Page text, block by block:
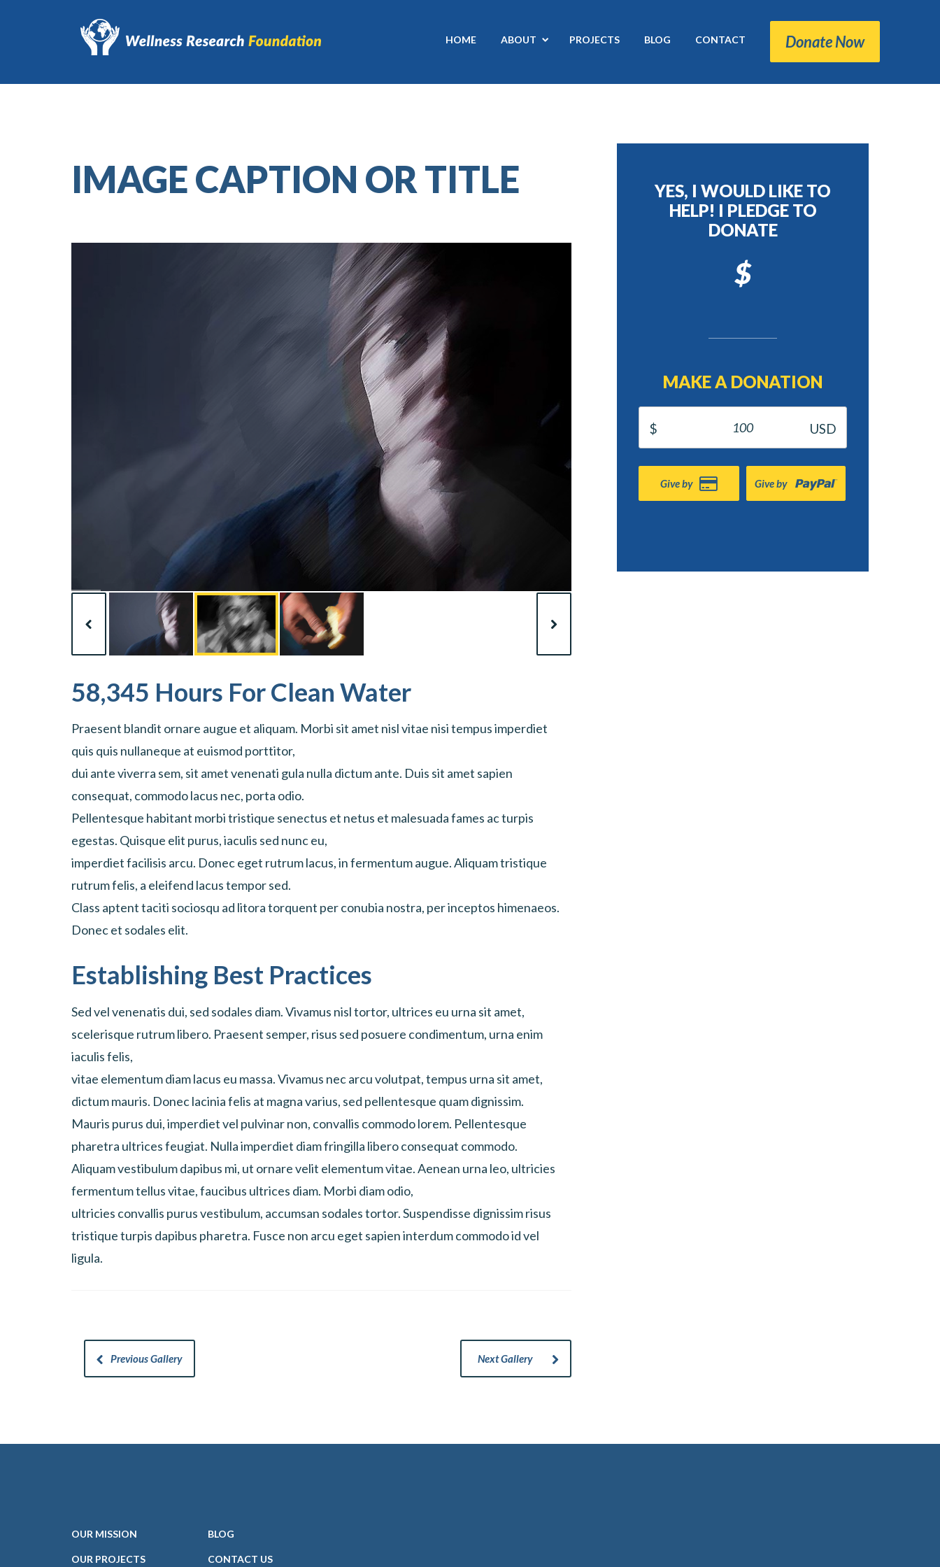
HOME ABOUT PROJECTS BLOG CONTACT Donate Now
IMAGE CAPTION OR TITLE
58,345 Hours For Clean Water
Praesent blandit ornare augue et aliquam. Morbi sit amet nisl vitae nisi tempus imperdiet
quis quis nullaneque at euismod porttitor,
dui ante viverra sem, sit amet venenati gula nulla dictum ante. Duis sit amet sapien
consequat, commodo lacus nec, porta odio.
Pellentesque habitant morbi tristique senectus et netus et malesuada fames ac turpis
egestas. Quisque elit purus, iaculis sed nunc eu,
imperdiet facilisis arcu. Donec eget rutrum lacus, in fermentum augue. Aliquam tristique
rutrum felis, a eleifend lacus tempor sed.
Class aptent taciti sociosqu ad litora torquent per conubia nostra, per inceptos himenaeos.
Donec et sodales elit.
Establishing Best Practices
Sed vel venenatis dui, sed sodales diam. Vivamus nisl tortor, ultrices eu urna sit amet,
scelerisque rutrum libero. Praesent semper, risus sed posuere condimentum, urna enim
iaculis felis,
vitae elementum diam lacus eu massa. Vivamus nec arcu volutpat, tempus urna sit amet,
dictum mauris. Donec lacinia felis at magna varius, sed pellentesque quam dignissim.
Mauris purus dui, imperdiet vel pulvinar non, convallis commodo lorem. Pellentesque
pharetra ultrices feugiat. Nulla imperdiet diam fringilla libero consequat commodo.
Aliquam vestibulum dapibus mi, ut ornare velit elementum vitae. Aenean urna leo, ultricies
fermentum tellus vitae, faucibus ultrices diam. Morbi diam odio,
ultricies convallis purus vestibulum, accumsan sodales tortor. Suspendisse dignissim risus
tristique turpis dapibus pharetra. Fusce non arcu eget sapien interdum commodo id vel
ligula.
Previous Gallery Next Gallery
YES, I WOULD LIKE TO
HELP! I PLEDGE TO
DONATE
$
MAKE A DONATION
Give by Give by
OUR MISSION
OUR PROJECTS
BLOG
CONTACT US